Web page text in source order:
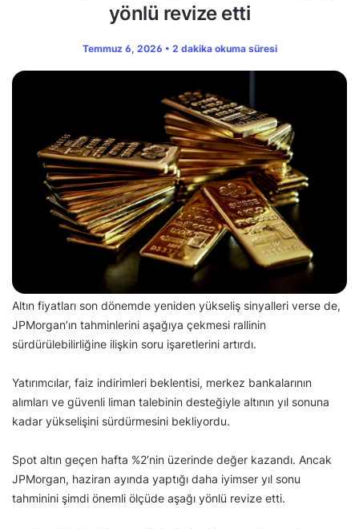
yönlü revize etti
Temmuz 6, 2026 • 2 dakika okuma süresi
Altın fiyatları son dönemde yeniden yükseliş sinyalleri verse de,
JPMorgan’ın tahminlerini aşağıya çekmesi rallinin
sürdürülebilirliğine ilişkin soru işaretlerini artırdı.
Yatırımcılar, faiz indirimleri beklentisi, merkez bankalarının
alımları ve güvenli liman talebinin desteğiyle altının yıl sonuna
kadar yükselişini sürdürmesini bekliyordu.
Spot altın geçen hafta %2’nin üzerinde değer kazandı. Ancak
JPMorgan, haziran ayında yaptığı daha iyimser yıl sonu
tahminini şimdi önemli ölçüde aşağı yönlü revize etti.